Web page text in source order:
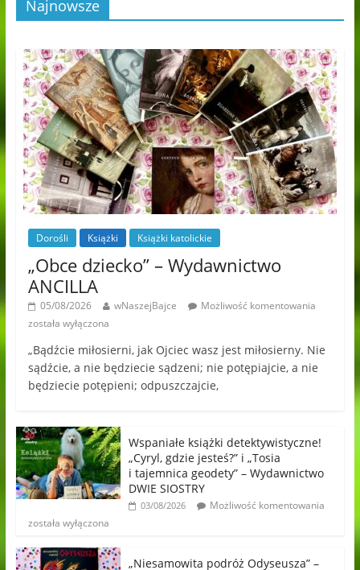
Najnowsze
Dorośli Książki Książki katolickie
„Obce dziecko” – Wydawnictwo
ANCILLA
05/08/2026 wNaszejBajce
Możliwość komentowania
została wyłączona
„Bądźcie miłosierni, jak Ojciec wasz jest miłosierny. Nie
sądźcie, a nie będziecie sądzeni; nie potępiajcie, a nie
będziecie potępieni; odpuszczajcie,
Wspaniałe książki detektywistyczne!
„Cyryl, gdzie jesteś?” i „Tosia
i tajemnica geodety” – Wydawnictwo
DWIE SIOSTRY
03/08/2026
Możliwość komentowania
została wyłączona
„Niesamowita podróż Odyseusza” –